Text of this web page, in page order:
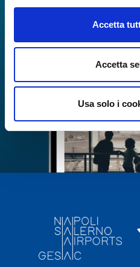
Accetta
Accetta
Usa solo i